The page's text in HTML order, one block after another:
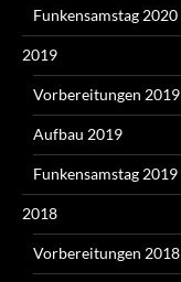
Funkensamstag 2020
2019
Vorbereitungen 2019
Aufbau 2019
Funkensamstag 2019
2018
Vorbereitungen 2018